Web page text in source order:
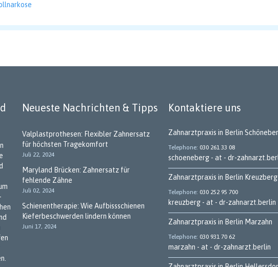
Neueste Nachrichten & Tipps
Valplastprothesen: Flexibler Zahnersatz
für höchsten Tragekomfort
Juli 22, 2024
Maryland Brücken: Zahnersatz für
fehlende Zähne
Juli 02, 2024
Schienentherapie: Wie Aufbissschienen
Kieferbeschwerden lindern können
Juni 17, 2024
Kontaktiere uns
Zahnarztpraxis in Berlin
Telephone 030 261 33 08
schoeneberg - at - dr-
Zahnarztpraxis in Berlin Kreuzberg
Telephone 030 252 95 700
kreuzberg - at - dr-zahnarzt.berlin
Zahnarztpraxis in Berlin Marzahn
Telephone 030 931 70 62
marzahn - at - dr-zahnarzt.berlin